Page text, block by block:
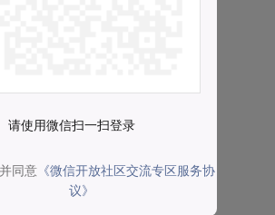
请使用微信扫一扫登录
同意 《微信开放社区交流专区服务协
议》